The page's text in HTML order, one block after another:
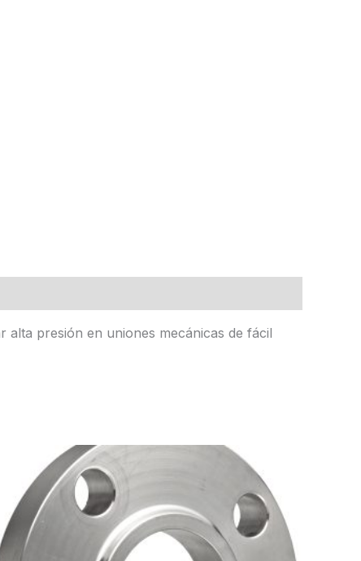
alta presión en uniones mecánicas de fácil